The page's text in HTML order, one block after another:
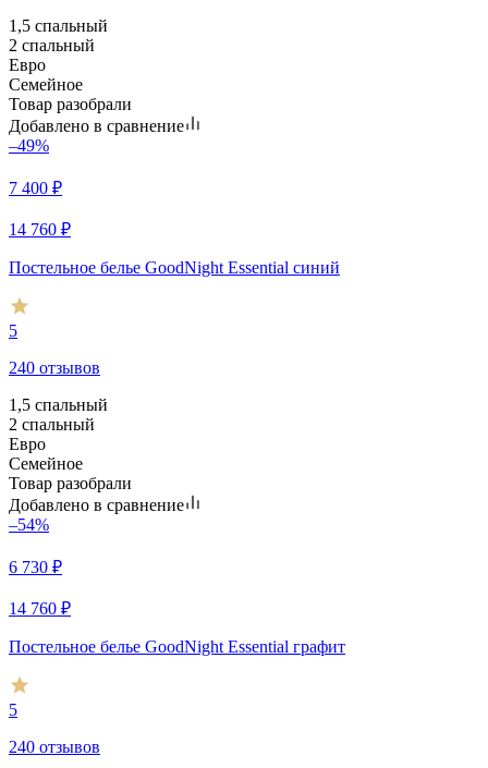
1,5 спальный
2 спальный
Евро
Семейное
Товар разобрали
Добавлено в сравнение
–49%
7 400 ₽
14 760 ₽
Постельное белье GoodNight Essential синий
5
240 отзывов
1,5 спальный
2 спальный
Евро
Семейное
Товар разобрали
Добавлено в сравнение
–54%
6 730 ₽
14 760 ₽
Постельное белье GoodNight Essential графит
5
240 отзывов